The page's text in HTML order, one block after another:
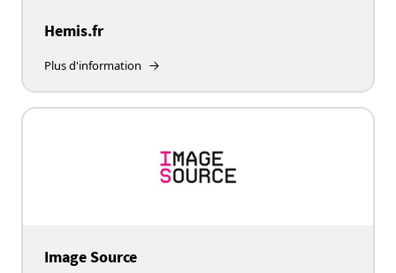
Hemis.fr
Plus d'information
Image Source